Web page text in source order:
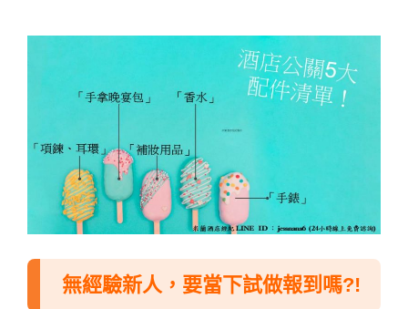
無經驗新人，要當下試做報到嗎?!